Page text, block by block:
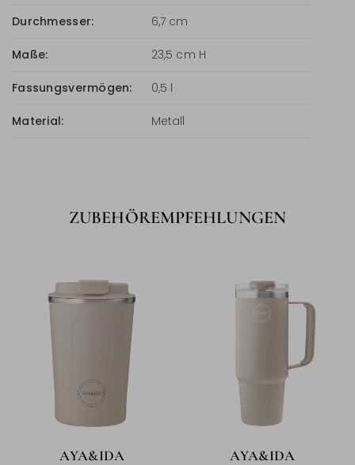
Durchmesser: 6,7 cm
Maße: 23,5 cm H
Fassungsvermögen: 0,5 l
Material: Metall
ZUBEHÖREMPFEHLUNGEN
AYA&IDA AYA&IDA